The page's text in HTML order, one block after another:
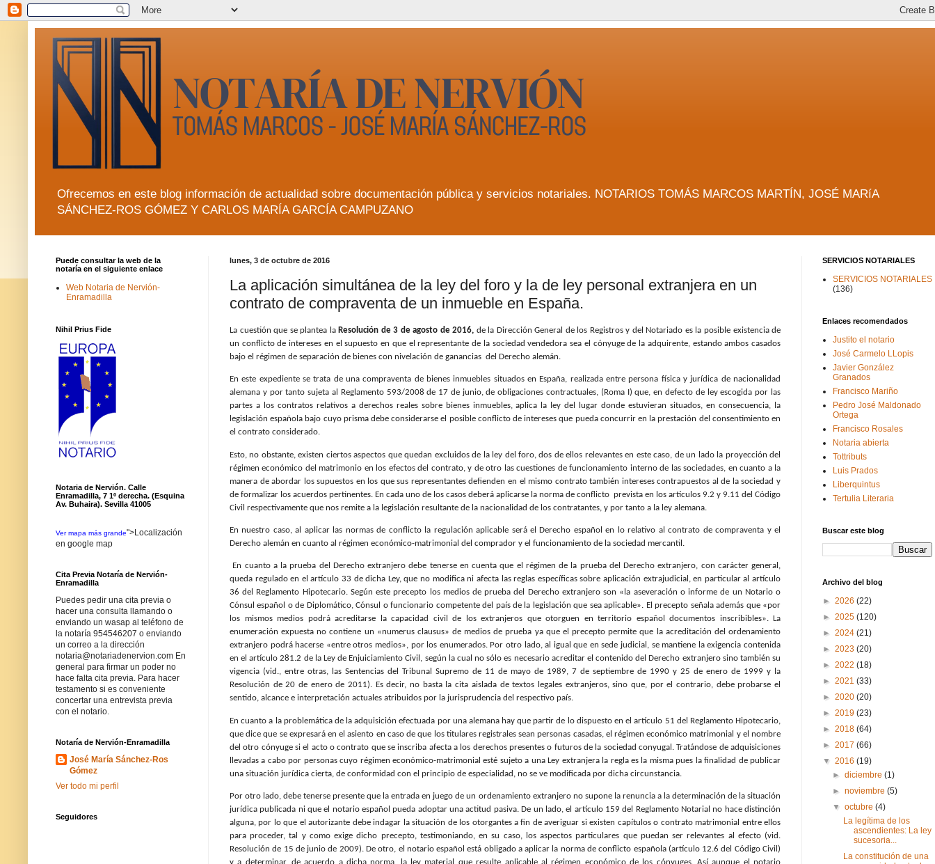
Ofrecemos en este blog información de actualidad sobre documentación pública y servicios notariales. NOTARIOS TOMÁS MARCOS MARTÍN, JOSÉ MARíA
SÁNCHEZ-ROS GÓMEZ Y CARLOS MARÍA GARCÍA CAMPUZANO
lunes, 3 de octubre de 2016
La aplicación simultánea de la ley del foro y la de ley personal extranjera en un
contrato de compraventa de un inmueble en España.
La cuestión que se plantea la Resolución de 3 de agosto de 2016, de la Dirección General de los Registros y del Notariado es la posible existencia de
un conflicto de intereses en el supuesto en que el representante de la sociedad vendedora sea el cónyuge de la adquirente, estando ambos casados
bajo el régimen de separación de bienes con nivelación de ganancias del Derecho alemán.
En este expediente se trata de una compraventa de bienes inmuebles situados en España, realizada entre persona física y jurídica de nacionalidad
alemana y por tanto sujeta al Reglamento 593/2008 de 17 de junio, de obligaciones contractuales, (Roma I) que, en defecto de ley escogida por las
partes a los contratos relativos a derechos reales sobre bienes inmuebles, aplica la ley del lugar donde estuvieran situados, en consecuencia, la
legislación española bajo cuyo prisma debe considerarse el posible conflicto de intereses que pueda concurrir en la prestación del consentimiento en
el contrato considerado.
Esto, no obstante, existen ciertos aspectos que quedan excluidos de la ley del foro, dos de ellos relevantes en este caso, de un lado la proyección del
régimen económico del matrimonio en los efectos del contrato, y de otro las cuestiones de funcionamiento interno de las sociedades, en cuanto a la
manera de abordar los supuestos en los que sus representantes defienden en el mismo contrato también intereses contrapuestos al de la sociedad y
de formalizar los acuerdos pertinentes. En cada uno de los casos deberá aplicarse la norma de conflicto prevista en los artículos 9.2 y 9.11 del Código
Civil respectivamente que nos remite a la legislación resultante de la nacionalidad de los contratantes, y por tanto a la ley alemana.
En nuestro caso, al aplicar las normas de conflicto la regulación aplicable será el Derecho español en lo relativo al contrato de compraventa y el
Derecho alemán en cuanto al régimen económico-matrimonial del comprador y el funcionamiento de la sociedad mercantil.
En cuanto a la prueba del Derecho extranjero debe tenerse en cuenta que el régimen de la prueba del Derecho extranjero, con carácter general,
queda regulado en el artículo 33 de dicha Ley, que no modifica ni afecta las reglas específicas sobre aplicación extrajudicial, en particular al artículo
36 del Reglamento Hipotecario. Según este precepto los medios de prueba del Derecho extranjero son «la aseveración o informe de un Notario o
Cónsul español o de Diplomático, Cónsul o funcionario competente del país de la legislación que sea aplicable». El precepto señala además que «por
los mismos medios podrá acreditarse la capacidad civil de los extranjeros que otorguen en territorio español documentos inscribibles». La
enumeración expuesta no contiene un «numerus clausus» de medios de prueba ya que el precepto permite que la acreditación del ordenamiento
extranjero podrá hacerse «entre otros medios», por los enumerados. Por otro lado, al igual que en sede judicial, se mantiene la exigencia contenida
en el artículo 281.2 de la Ley de Enjuiciamiento Civil, según la cual no sólo es necesario acreditar el contenido del Derecho extranjero sino también su
vigencia (vid., entre otras, las Sentencias del Tribunal Supremo de 11 de mayo de 1989, 7 de septiembre de 1990 y 25 de enero de 1999 y la
Resolución de 20 de enero de 2011). Es decir, no basta la cita aislada de textos legales extranjeros, sino que, por el contrario, debe probarse el
sentido, alcance e interpretación actuales atribuidos por la jurisprudencia del respectivo país.
En cuanto a la problemática de la adquisición efectuada por una alemana hay que partir de lo dispuesto en el artículo 51 del Reglamento Hipotecario,
que dice que se expresará en el asiento en caso de que los titulares registrales sean personas casadas, el régimen económico matrimonial y el nombre
del otro cónyuge si el acto o contrato que se inscriba afecta a los derechos presentes o futuros de la sociedad conyugal. Tratándose de adquisiciones
llevadas a cabo por personas cuyo régimen económico-matrimonial esté sujeto a una Ley extranjera la regla es la misma pues la finalidad de publicar
una situación jurídica cierta, de conformidad con el principio de especialidad, no se ve modificada por dicha circunstancia.
Por otro lado, debe tenerse presente que la entrada en juego de un ordenamiento extranjero no supone la renuncia a la determinación de la situación
jurídica publicada ni que el notario español pueda adoptar una actitud pasiva. De un lado, el artículo 159 del Reglamento Notarial no hace distinción
alguna, por lo que el autorizante debe indagar la situación de los otorgantes a fin de averiguar si existen capítulos o contrato matrimonial entre ellos
para proceder, tal y como exige dicho precepto, testimoniando, en su caso, los aspectos particulares que puedan ser relevantes al efecto (vid.
Resolución de 15 de junio de 2009). De otro, el notario español está obligado a aplicar la norma de conflicto española (artículo 12.6 del Código Civil)
Puede consultar la web de la
notaría en el siguiente enlace
Web Notaria de Nervión-
Enramadilla
Nihil Prius Fide
Notaria de Nervión. Calle
Enramadilla, 7 1º derecha. (Esquina
Av. Buhaira). Sevilla 41005
Ver mapa más grande">Localización
en google map
Cita Previa Notaría de Nervión-
Enramadilla
Puedes pedir una cita previa o
hacer una consulta llamando o
enviando un wasap al teléfono de
la notaría 954546207 o enviando
un correo a la dirección
notaria@notariadenervion.com En
general para firmar un poder no
hace falta cita previa. Para hacer
testamento si es conveniente
concertar una entrevista previa
con el notario.
Notaría de Nervión-Enramadilla
José María Sánchez-Ros
Gómez
Ver todo mi perfil
Seguidores
SERVICIOS NOTARIALES
SERVICIOS NOTARIALES
(136)
Enlaces recomendados
Justito el notario
José Carmelo LLopis
Javier González
Granados
Francisco Mariño
Pedro José Maldonado
Ortega
Francisco Rosales
Notaria abierta
Tottributs
Luis Prados
Liberquintus
Tertulia Literaria
Buscar este blog
Archivo del blog
► 2026 (22)
► 2025 (120)
► 2024 (21)
► 2023 (20)
► 2022 (18)
► 2021 (33)
► 2020 (20)
► 2019 (23)
► 2018 (64)
► 2017 (66)
▼ 2016 (19)
►diciembre(1)
►noviembre(5)
▼octubre(4)
La legítima de los
ascendientes: La ley
sucesoria...
La constitución de una